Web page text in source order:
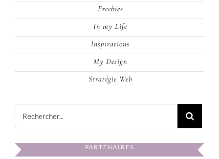
Freebies
In my Life
Inspirations
My Design
Stratégie Web
PARTENAIRES